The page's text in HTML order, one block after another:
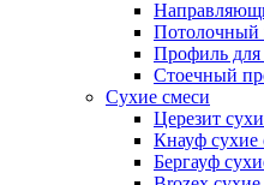
Потолочный
Профиль для
Стоечный
Сухие смеси
Церезит
Кнауф сухие
Бергауф